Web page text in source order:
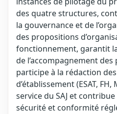
des quatre structures,
la gouvernance et de
des propositions
fonctionnement, garantit
de l’accompagnement
participe à la rédaction
d’établissement (ESAT,
service du SAJ et
sécurité et conformité